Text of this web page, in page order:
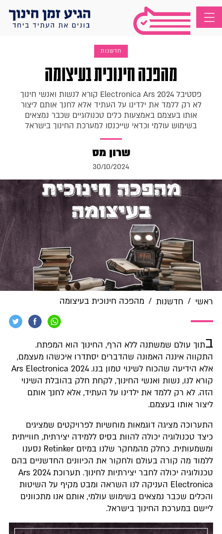
חדשנות
מהפכה חינוכית בעיצומה
פסטיבל 2024 Electronica Ars קורא לנשות ואנשי חינוך
לא רק ללמד את ילדינו על העתיד אלא לחנך אותם ליצור
אותו בעצמם באמצעות כלים טכנולוגיים שכבר נמצאים
בשימוש עולמי וכדאי שייכנסו למערכת החינוך בישראל
שרון מס
30/10/2024
ראשי / חדשנות / מהפכה חינוכית בעיצומה
בתוך עולם שמשתנה ללא הרף, החינוך הוא המפתח.
התקווה איננה האמונה שהדברים יסתדרו איכשהו מעצמם,
אלא הידיעה שהכוח לשינוי טמון בנו. 2024 Ars Electronica
קורא לנו, נשות ואנשי החינוך, לקחת חלק בהובלת השינוי
הזה. לא רק ללמד את ילדינו על העתיד, אלא לחנך אותם
ליצור אותו בעצמם.
התערוכה מציגה דוגמאות מוחשיות לפרויקטים שמציגים
כיצד טכנולוגיה יכולה להוות בסיס ללמידה יצירתית, חווייתית
ומשמעותית. כחלק מהמחקר שלנו במיזם Retinker נסענו
ללמוד מה קורה בעולם ולחקור את הכיוונים החדשניים בהם
טכנולוגיה יכולה לחבר יצירתיות לחינוך. תערוכת 2024 Ars
Electronica העניקה לנו השראה ומבט מקיף על השיטות
והכלים שכבר נמצאים בשימוש עולמי, אותם אנו מתכוונים
ליישם במערכת החינוך בישראל.